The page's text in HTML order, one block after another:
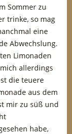
Sommer zu
trinke, so mag
eine
Abwechslung.
Limonaden
allerdings
die teuere
aus dem
mir zu süß und
habe,